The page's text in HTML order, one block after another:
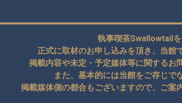
執事喫茶Swallowtailを
正式に取材のお申し込みを頂き、当館
掲載内容や未定・予定媒体等に関するお
また、基本的には当館をご存じで
掲載媒体側の都合もございますので、ご案